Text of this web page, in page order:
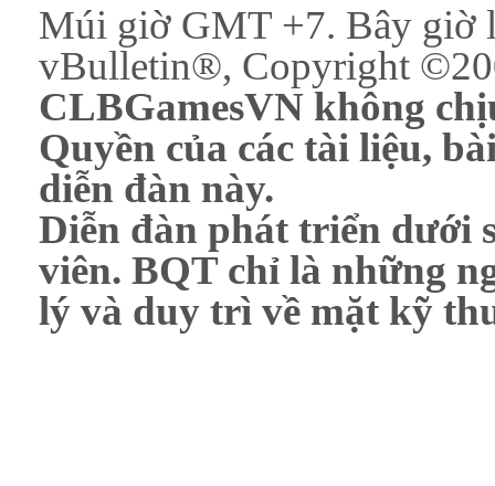
Múi giờ GMT +7. Bây giờ
vBulletin®, Copyright
CLBGamesVN không
Quyền của các tài liệu,
diễn đàn này.
Diễn đàn phát triển dưới
viên. BQT chỉ là những
lý và duy trì về mặt kỹ